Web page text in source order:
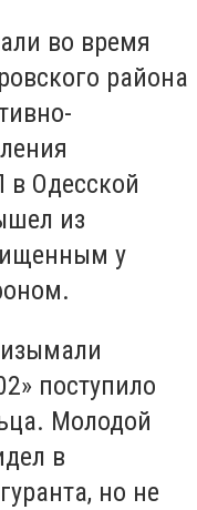
во время
района
в Одесской
из
у
поступило
Молодой
в
но не